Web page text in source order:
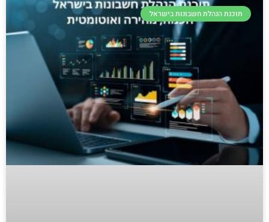
תוכנת הנהלת חשבונות בישראל